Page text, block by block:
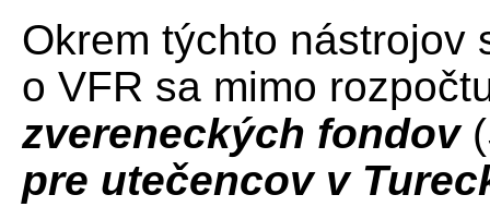
Okrem týchto nástrojov
o VFR sa mimo
zvereneckých fondov
pre utečencov v